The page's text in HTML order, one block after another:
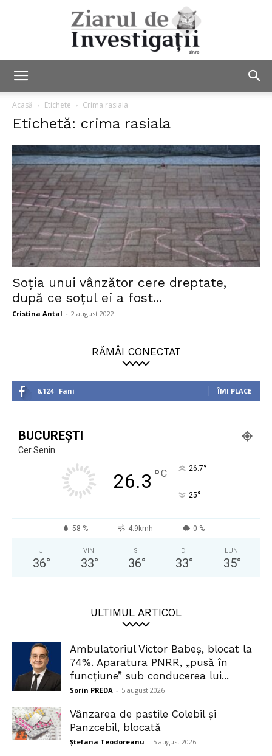
Investigații
Acasă Etichete Crima rasiala
Etichetă: crima rasiala
Soția unui vânzător cere dreptate,
după ce soțul ei a fost...
Cristina Antal - 2 august 2022
RĂMÂI CONECTAT
6,124 Fani ÎMI PLACE
BUCUREȘTI
Cer Senin
26.3 °C 26.7°
25°
58 % 4.9kmh 0 %
J
36°
VIN
33°
S
36°
D
33°
LUN
35°
ULTIMUL ARTICOL
Ambulatoriul Victor Babeș, blocat la
74%. Aparatura PNRR, „pusă în
funcțiune” sub conducerea lui...
Sorin PREDA - 5 august 2026
Vânzarea de pastile Colebil și
Panzcebil, blocată
Ștefana Teodoreanu - 5 august 2026